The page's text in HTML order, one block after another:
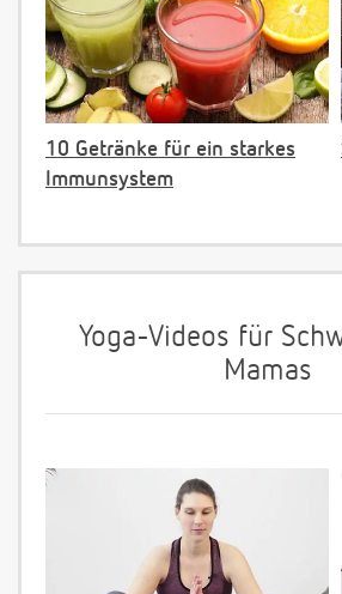
10 Getränke für ein starkes
Immunsystem
Yoga-Videos für
Mamas